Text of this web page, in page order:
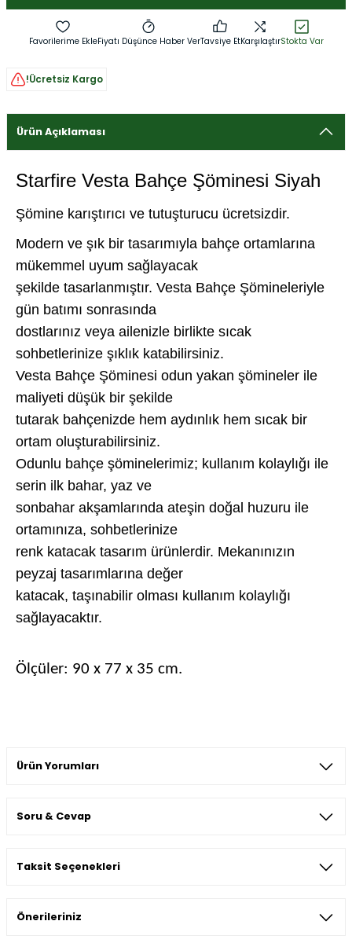
Fiyatı Düşünce Haber VerTavsiye EtKarşılaştırStokta Var
!Ücretsiz Kargo
Ürün Açıklaması
Starfire Vesta Bahçe Şöminesi Siyah
Şömine karıştırıcı ve tutuşturucu ücretsizdir.
Modern ve şık bir tasarımıyla bahçe ortamlarına
mükemmel uyum sağlayacak
şekilde tasarlanmıştır. Vesta Bahçe Şömineleriyle
gün batımı sonrasında
dostlarınız veya ailenizle birlikte sıcak
sohbetlerinize şıklık katabilirsiniz.
Vesta Bahçe Şöminesi odun yakan şömineler ile
maliyeti düşük bir şekilde
tutarak bahçenizde hem aydınlık hem sıcak bir
ortam oluşturabilirsiniz.
Odunlu bahçe şöminelerimiz; kullanım kolaylığı ile
serin ilk bahar, yaz ve
sonbahar akşamlarında ateşin doğal huzuru ile
ortamınıza, sohbetlerinize
renk katacak tasarım ürünlerdir. Mekanınızın
peyzaj tasarımlarına değer
katacak, taşınabilir olması kullanım kolaylığı
sağlayacaktır.
Ölçüler: 90 x 77 x 35 cm.
Ürün Yorumları
Soru & Cevap
Taksit Seçenekleri
Önerileriniz